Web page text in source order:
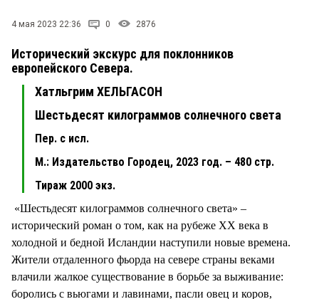
СТИЛЬ ЖИЗНИ
4 мая 2023 22:36 0 2876
Исторический экскурс для поклонников
европейского Севера.
Хатльгрим ХЕЛЬГАСОН
Шестьдесят килограммов солнечного света
Пер. с исл.
М.: Издательство Городец, 2023 год. – 480 стр.
Тираж 2000 экз.
«Шестьдесят килограммов солнечного света» –
исторический роман о том, как на рубеже XX века в
холодной и бедной Исландии наступили новые времена.
Жители отдаленного фьорда на севере страны веками
влачили жалкое существование в борьбе за выживание:
боролись с вьюгами и лавинами, пасли овец и коров,